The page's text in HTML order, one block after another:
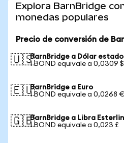
Explora BarnBridge
monedas populares
Precio de conversión de
🇺🇸BarnBridge a Dólar
1 BOND equivale a 0,0309 $
🇪🇺BarnBridge a Euro
1 BOND equivale a 0,0268
🇬🇧BarnBridge a Libra
1 BOND equivale a 0,023 £